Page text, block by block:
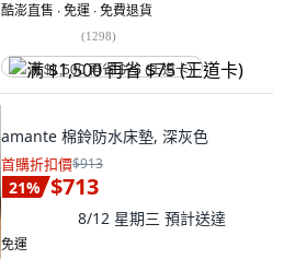
酷澎直售 ∙ 免運 ∙ 免費退貨
(1298)
满 $1,500 再省 $75 (王道卡)
amante 棉鈴防水床墊, 深灰色
首購折扣價$913
21% $713
8/12 星期三 預計送達
免運